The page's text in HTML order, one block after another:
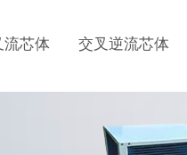
流芯体 交叉逆流芯体